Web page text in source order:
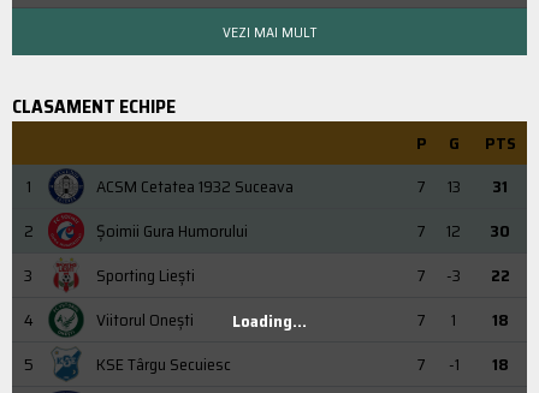
VEZI MAI MULT
CLASAMENT ECHIPE
P G
PTS
1
ACSM Cetatea 1932 Suceava 7 13
31
2
Şoimii Gura Humorului 7 12
30
3
Sporting Liești 7 -3
22
4
Viitorul Onești 7 1
18
5
KSE Târgu Secuiesc 7 -1 18
Loading...